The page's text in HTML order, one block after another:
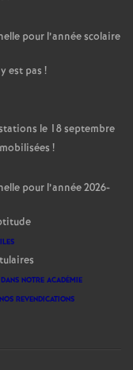
pour l’année scolaire
est pas !
le 18 septembre
!
pour l’année 2026-
notre académie
revendications